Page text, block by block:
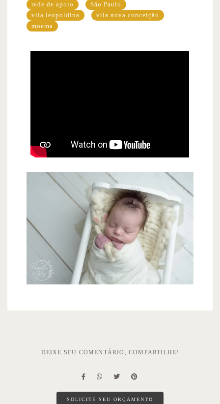
rede de apoio
São Paulo
vila leopoldina
vila nova conceição
moema
DEIXE SEU COMENTÁRIO, COMPARTILHE!
SOLICITE SEU ORÇAMENTO